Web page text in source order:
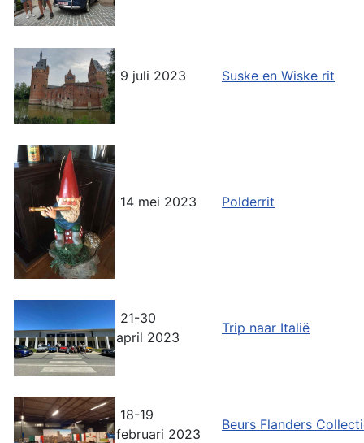
9 juli 2023 Suske en Wiske rit
14 mei 2023 Polderrit
21-30
april 2023
Trip naar Italië
18-19
februari 2023
Beurs Flanders